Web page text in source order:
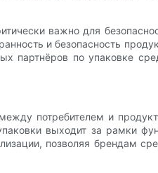
важно для
и безопасность
партнёров по упаковке
потребителем и
выходит за рамки
позволяя брендам